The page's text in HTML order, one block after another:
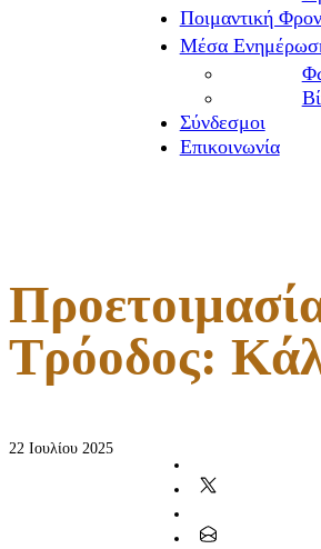
Ποιμαντική
Μέσα
Σύνδεσμοι
Επικοινωνία
Τρόοδος:
22 Ιουλίου 2025